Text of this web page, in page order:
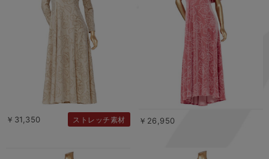
￥31,350 ストレッチ素材 ￥26,950